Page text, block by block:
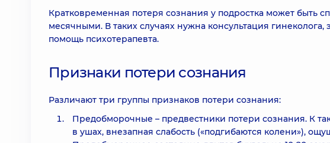
Кратковременная потеря сознания у подростка может быть
месячными. В таких случаях нужна консультация
помощь психотерапевта.
Признаки потери сознания
Различают три группы признаков потери сознания:
Предобморочные – предвестники потери сознания. К
в ушах, внезапная слабость («подгибаются колени»),